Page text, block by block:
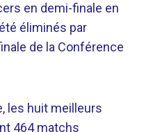
en demi-finale en
éliminés par
de la Conférence
les huit meilleurs
464 matchs